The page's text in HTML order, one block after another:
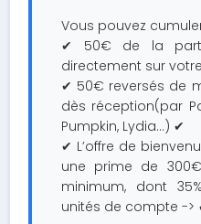
Vous pouvez
✔ 50€ de la part
directement sur
✔ 50€ reversés de
dès réception(par
Pumpkin, Lydia...) ✔
✔ L’offre de
une prime de
minimum, dont
unités de compte ->